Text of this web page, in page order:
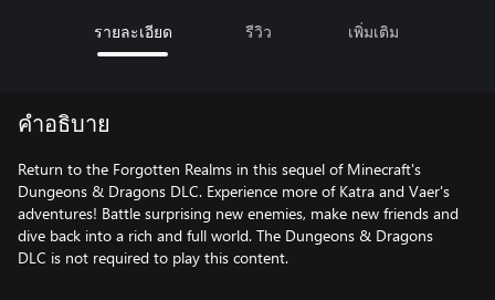
รายละเอียด รีวิว เพิ่มเติม
คำอธิบาย
Return to the Forgotten Realms in this sequel of Minecraft's
Dungeons & Dragons DLC. Experience more of Katra and Vaer's
adventures! Battle surprising new enemies, make new friends and
dive back into a rich and full world. The Dungeons & Dragons
DLC is not required to play this content.